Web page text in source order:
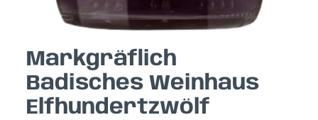
Markgräflich
Badisches Weinhaus
Elfhundertzwölf